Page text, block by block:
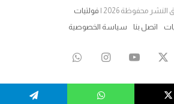
محفوظة 2026 |
فولتيات
اتصل بنا سياسة الخصوصية
‫YouTubeانستقرامواتساب